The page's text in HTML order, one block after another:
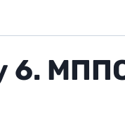
6.